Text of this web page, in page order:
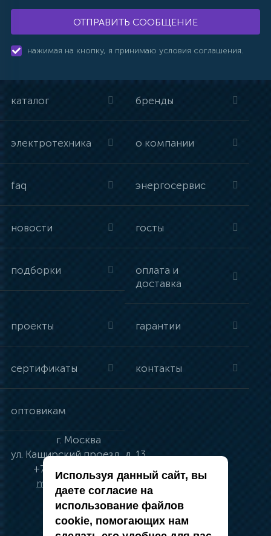
ОТПРАВИТЬ СООБЩЕНИЕ
нажимая на кнопку, я принимаю условия соглашения.
каталог бренды
электротехника о компании
faq энергосервис
новости госты
подборки
оплата и
доставка
проекты гарантии
сертификаты контакты
оптовикам
г. Москва
ул. Каширский проезд, д. 13
+7 (495) 134-41-83
moskva@vincci.ru
Используя данный сайт, вы
даете согласие на
использование файлов
cookie, помогающих нам